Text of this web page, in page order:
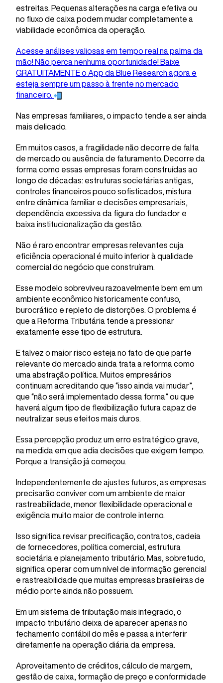
estreitas. Pequenas alterações na carga efetiva ou
no fluxo de caixa podem mudar completamente a
viabilidade econômica da operação.
Acesse análises valiosas em tempo real na palma da
mão! Não perca nenhuma oportunidade! Baixe
GRATUITAMENTE o App da Blue Research agora e
esteja sempre um passo à frente no mercado
financeiro.
Nas empresas familiares, o impacto tende a ser ainda
mais delicado.
Em muitos casos, a fragilidade não decorre de falta
de mercado ou ausência de faturamento. Decorre da
forma como essas empresas foram construídas ao
longo de décadas: estruturas societárias antigas,
controles financeiros pouco sofisticados, mistura
entre dinâmica familiar e decisões empresariais,
dependência excessiva da figura do fundador e
baixa institucionalização da gestão.
Não é raro encontrar empresas relevantes cuja
eficiência operacional é muito inferior à qualidade
comercial do negócio que construíram.
Esse modelo sobreviveu razoavelmente bem em um
ambiente econômico historicamente confuso,
burocrático e repleto de distorções. O problema é
que a Reforma Tributária tende a pressionar
exatamente esse tipo de estrutura.
E talvez o maior risco esteja no fato de que parte
relevante do mercado ainda trata a reforma como
uma abstração política. Muitos empresários
continuam acreditando que “isso ainda vai mudar”,
que “não será implementado dessa forma” ou que
haverá algum tipo de flexibilização futura capaz de
neutralizar seus efeitos mais duros.
Essa percepção produz um erro estratégico grave,
na medida em que adia decisões que exigem tempo.
Porque a transição já começou.
Independentemente de ajustes futuros, as empresas
precisarão conviver com um ambiente de maior
rastreabilidade, menor flexibilidade operacional e
exigência muito maior de controle interno.
Isso significa revisar precificação, contratos, cadeia
de fornecedores, política comercial, estrutura
societária e planejamento tributário. Mas, sobretudo,
significa operar com um nível de informação gerencial
e rastreabilidade que muitas empresas brasileiras de
médio porte ainda não possuem.
Em um sistema de tributação mais integrado, o
impacto tributário deixa de aparecer apenas no
fechamento contábil do mês e passa a interferir
diretamente na operação diária da empresa.
Aproveitamento de créditos, cálculo de margem,
gestão de caixa, formação de preço e conformidade